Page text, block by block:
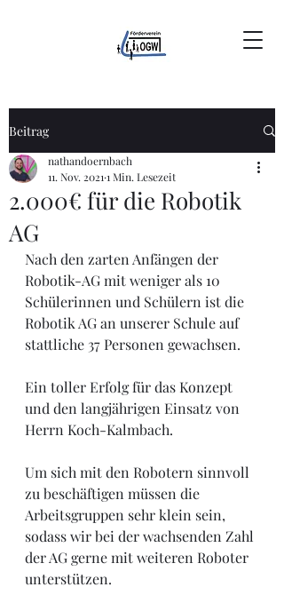
Beitrag
2.000€ für die Robotik
AG
nathandoernbach
11. Nov. 2021 1 Min. Lesezeit
Nach den zarten Anfängen der
Robotik-AG mit weniger als 10
Schülerinnen und Schülern ist die
Robotik AG an unserer Schule auf
stattliche 37 Personen gewachsen.
Ein toller Erfolg für das Konzept
und den langjährigen Einsatz von
Herrn Koch-Kalmbach.
Um sich mit den Robotern sinnvoll
zu beschäftigen müssen die
Arbeitsgruppen sehr klein sein,
sodass wir bei der wachsenden Zahl
der AG gerne mit weiteren Roboter
unterstützen.